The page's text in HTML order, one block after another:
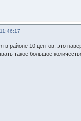
в районе 10 центов, это
такое большое